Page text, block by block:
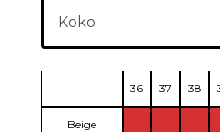
36 37 38
Beige